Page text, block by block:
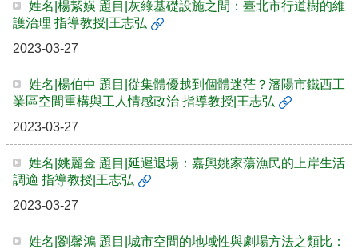
姓名|楊絜媖 題目|灰綠基礎設施之間：臺北市行道樹的維
護治理 指導教授|王志弘
2023-03-27
姓名|楊伯中 題目|從集體優越到個體迷茫？瀋陽市鐵西工
業區空間重構與工人情感政治 指導教授|王志弘
2023-03-27
姓名|姚麗金 題目|延遲退場：嘉興姚家蕩漁民的上岸生活
調適 指導教授|王志弘
2023-03-27
姓名|劉馨鴻 題目|城市空間的地域性與劇場方法之類比：